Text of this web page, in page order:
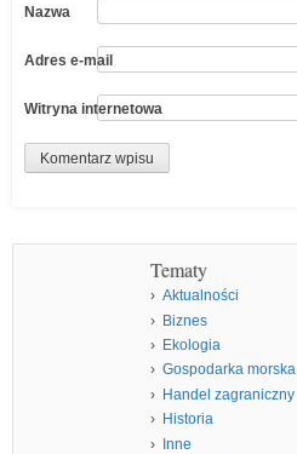
Nazwa
Adres e-mail
Witryna internetowa
Tematy
Aktualności
Biznes
Ekologia
Gospodarka morska
Handel zagraniczny
Historia
Inne